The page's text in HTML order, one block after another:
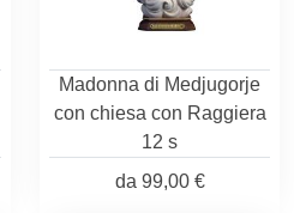
Madonna di Medjugorje
con chiesa con Raggiera
12 s
da 99,00 €